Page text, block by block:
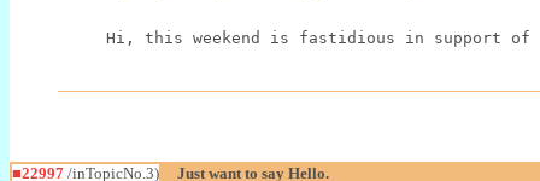
Hi, this weekend is fastidious in support of
■22997 /inTopicNo.3) Just want to say Hello.